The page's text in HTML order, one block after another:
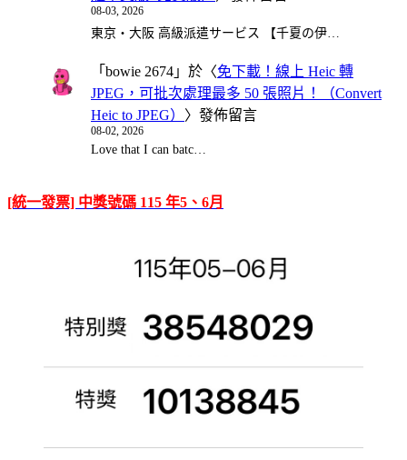
08-03, 2026
東京・大阪 高級派遣サービス 【千夏の伊…
「 bowie 2674 」於〈免下載！線上 Heic 轉
JPEG，可批次處理最多 50 張照片！（Convert
Heic to JPEG） 〉發佈留言
08-02, 2026
Love that I can batc…
[統一發票] 中獎號碼 115 年5、6月